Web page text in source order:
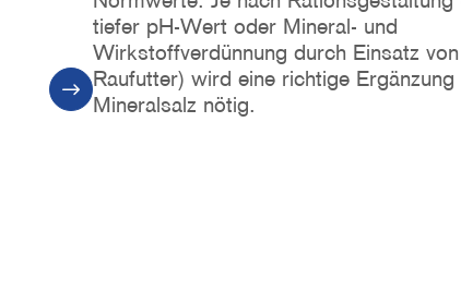
tiefer pH-Wert oder Mineral- und
Wirkstoffverdünnung durch Einsatz von
Raufutter) wird eine richtige Ergänzung
Mineralsalz nötig.